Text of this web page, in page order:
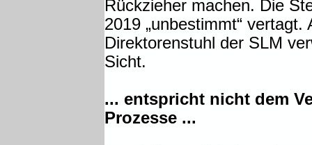
Rückzieher machen. Die
2019 „unbestimmt“
Direktorenstuhl der SLM
Sicht.
... entspricht nicht dem
Prozesse ...